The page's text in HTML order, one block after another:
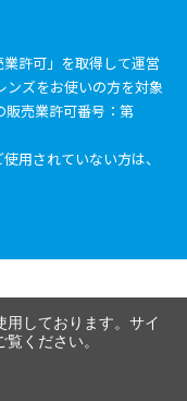
許可」を取得して運営
ンズをお使いの方を対象
販売業許可番号：第
用されていない方は、
用しております。サイ
覧ください。